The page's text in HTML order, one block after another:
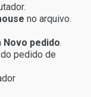
no arquivo.
Novo pedido.
pedido de